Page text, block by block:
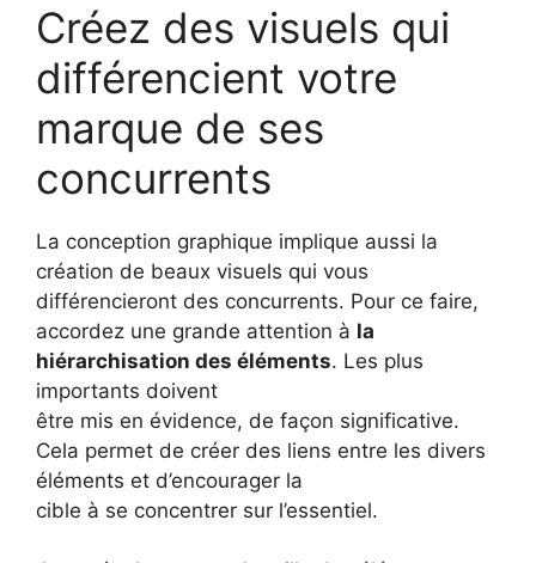
Créez des visuels qui
différencient votre
marque de ses
concurrents
La conception graphique implique aussi la
création de beaux visuels qui vous
différencieront des concurrents. Pour ce faire,
accordez une grande attention à la
hiérarchisation des éléments. Les plus
importants doivent
être mis en évidence, de façon significative.
Cela permet de créer des liens entre les divers
éléments et d’encourager la
cible à se concentrer sur l’essentiel.